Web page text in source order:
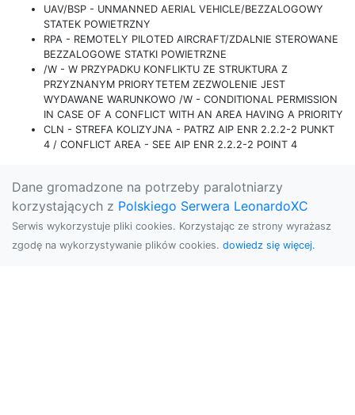
UAV/BSP - UNMANNED AERIAL VEHICLE/BEZZALOGOWY
STATEK POWIETRZNY
RPA - REMOTELY PILOTED AIRCRAFT/ZDALNIE STEROWANE
BEZZALOGOWE STATKI POWIETRZNE
/W - W PRZYPADKU KONFLIKTU ZE STRUKTURA Z
PRZYZNANYM PRIORYTETEM ZEZWOLENIE JEST
WYDAWANE WARUNKOWO /W - CONDITIONAL PERMISSION
IN CASE OF A CONFLICT WITH AN AREA HAVING A PRIORITY
CLN - STREFA KOLIZYJNA - PATRZ AIP ENR 2.2.2-2 PUNKT
4 / CONFLICT AREA - SEE AIP ENR 2.2.2-2 POINT 4
Dane gromadzone na potrzeby paralotniarzy
korzystających z Polskiego Serwera LeonardoXC
Serwis wykorzystuje pliki cookies. Korzystając ze strony wyrażasz
zgodę na wykorzystywanie plików cookies. dowiedz się więcej.